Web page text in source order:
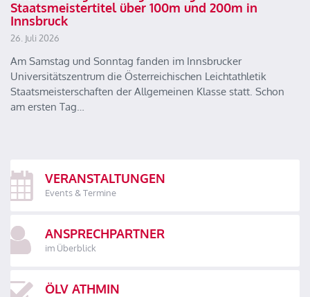
Staatsmeistertitel über 100m und 200m in
Innsbruck
26. Juli 2026
Am Samstag und Sonntag fanden im Innsbrucker
Universitätszentrum die Österreichischen Leichtathletik
Staatsmeisterschaften der Allgemeinen Klasse statt. Schon
am ersten Tag…
VERANSTALTUNGEN
Events & Termine
ANSPRECHPARTNER
im Überblick
ÖLV ATHMIN